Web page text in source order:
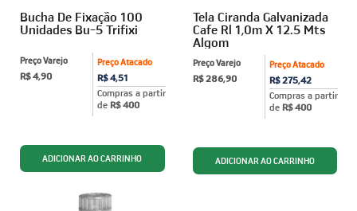
Bucha De Fixação 100
Unidades Bu-5 Trifixi
Preço Atacado
R$ 4,51
Compras a partir
de R$ 400
Preço Varejo
R$ 4,90
Tela Ciranda Galvanizada
Cafe Rl 1,0m X 12.5 Mts
Algom
Preço Atacado
R$ 275,42
Compras a partir
de R$ 400
Preço Varejo
R$ 286,90